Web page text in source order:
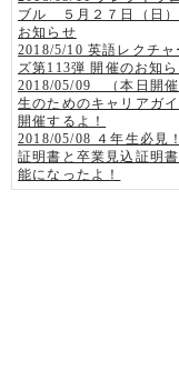
ブル ５月２７日（日
お知らせ
2018/5/10 英語レクチャ
ズ第113弾 開催のお知
2018/05/09 （本日開催
生のためのキャリアガ
開催するよ！
2018/05/08 ４年生必見
証明書と卒業見込証明
能になったよ！